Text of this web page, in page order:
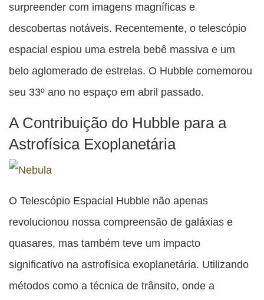
surpreender com imagens magníficas e
descobertas notáveis. Recentemente, o telescópio
espacial espiou uma estrela bebê massiva e um
belo aglomerado de estrelas. O Hubble comemorou
seu 33º ano no espaço em abril passado.
A Contribuição do Hubble para a
Astrofísica Exoplanetária
O Telescópio Espacial Hubble não apenas
revolucionou nossa compreensão de galáxias e
quasares, mas também teve um impacto
significativo na astrofísica exoplanetária. Utilizando
métodos como a técnica de trânsito, onde a